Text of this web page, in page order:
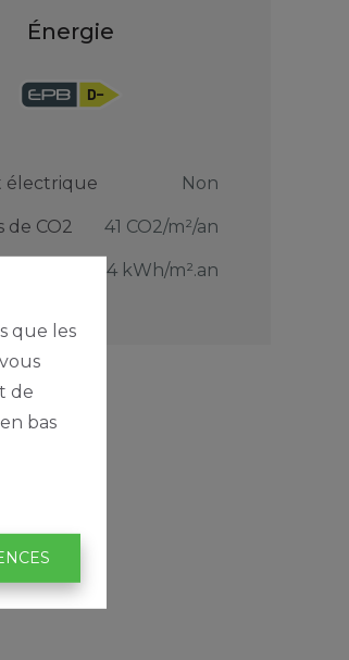
que les
de
bas
Énergie
électrique Non
de CO2 41 CO2/m²/an
204 kWh/m².an